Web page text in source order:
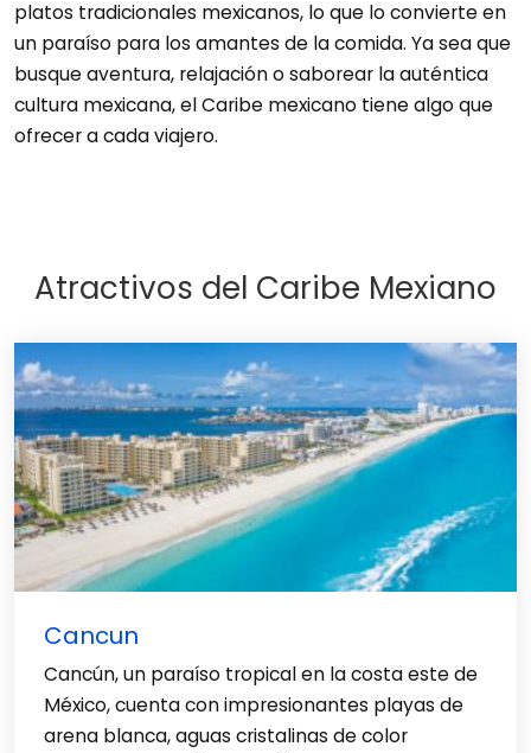
platos tradicionales mexicanos, lo que lo convierte en
un paraíso para los amantes de la comida. Ya sea que
busque aventura, relajación o saborear la auténtica
cultura mexicana, el Caribe mexicano tiene algo que
ofrecer a cada viajero.
Atractivos del Caribe Mexiano
Cancun
Cancún, un paraíso tropical en la costa este de
México, cuenta con impresionantes playas de
arena blanca, aguas cristalinas de color